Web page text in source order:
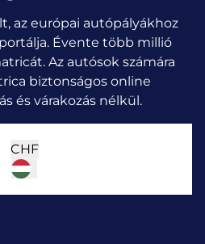
az európai autópályákhoz
Évente több millió
Az autósok számára
biztonságos online
és várakozás nélkül.
CHF